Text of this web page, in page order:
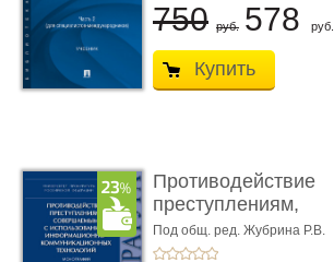
750 руб. 578 руб.
Купить
Противодействие
преступлениям,
совершаемым с ...
Под общ. ред. Жубрина Р.В.